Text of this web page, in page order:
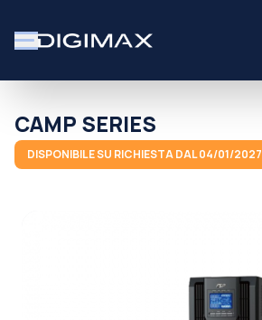
CAMP SERIES
DISPONIBILE SU RICHIESTA DAL 04/01/2027